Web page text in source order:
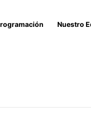
Nuestro